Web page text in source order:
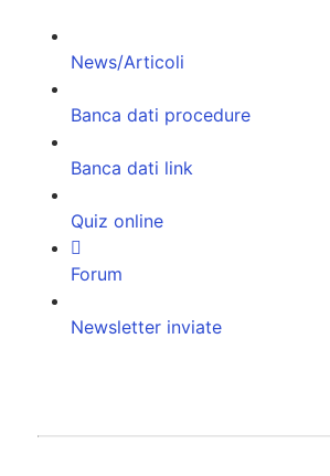
News/Articoli
Banca dati procedure
Banca dati link
Quiz online
Forum
Newsletter inviate